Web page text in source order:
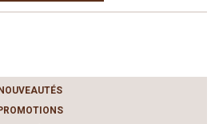
NOUVEAUTÉS